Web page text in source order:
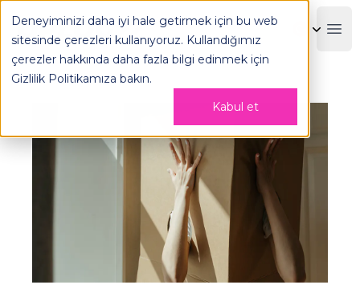
Deneyiminizi daha iyi hale getirmek için bu web
sitesinde çerezleri kullanıyoruz. Kullandığımız
çerezler hakkında daha fazla bilgi edinmek için
Gizlilik Politikamıza bakın.
Kabul et
OPLOG